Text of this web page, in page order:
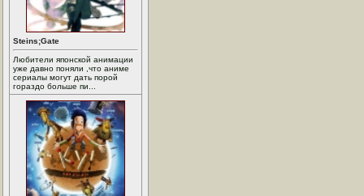
Steins;Gate
Любители японской анимации
уже давно поняли ,что аниме
сериалы могут дать порой
гораздо больше пи...